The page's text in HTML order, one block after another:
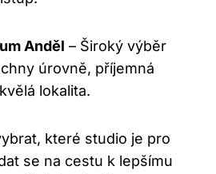
Anděl – Široký výběr
úrovně, příjemná
lokalita.
které studio je pro
se na cestu k lepšímu